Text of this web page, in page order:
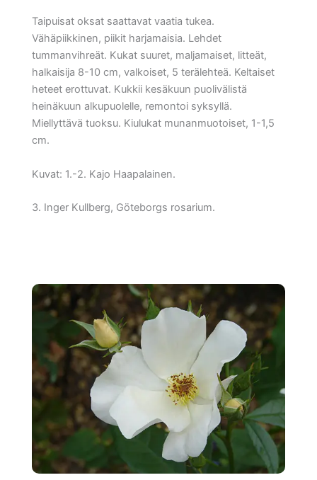
Taipuisat oksat saattavat vaatia tukea.
Vähäpiikkinen, piikit harjamaisia. Lehdet
tummanvihreät. Kukat suuret, maljamaiset, litteät,
halkaisija 8-10 cm, valkoiset, 5 terälehteä. Keltaiset
heteet erottuvat. Kukkii kesäkuun puolivälistä
heinäkuun alkupuolelle, remontoi syksyllä.
Miellyttävä tuoksu. Kiulukat munanmuotoiset, 1-1,5
cm.
Kuvat: 1.-2. Kajo Haapalainen.
3. Inger Kullberg, Göteborgs rosarium.